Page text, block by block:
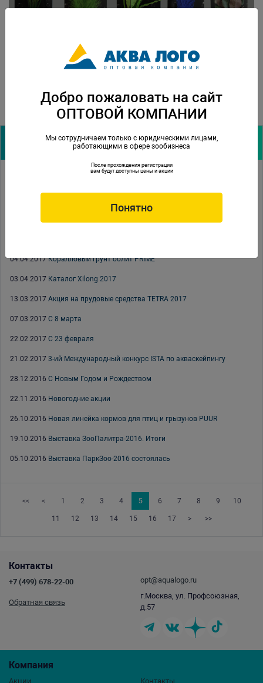
Архив новостей:
13.04.2017
04.04.2017Коралловый грунт оолит PRIME
03.04.2017 Каталог Xilong 2017
13.03.2017 Акция на прудовые средства TETRA 2017
07.03.2017 С 8 марта
22.02.2017 С 23 февраля
21.02.2017 3-ий Международный конкурс ISTA по акваскейпингу
28.12.2016 С Новым Годом и Рождеством
22.11.2016 Новогодние акции
26.10.2016 Новая линейка кормов для птиц и грызунов PUUR
19.10.2016 Выставка ЗооПалитра-2016. Итоги
05.10.2016 Выставка ПаркЗоо-2016 состоялась
<< < 1 2 3 4 5 6 7 8 9 10
11 12 13 14 15 16 17 > >>
Компания
Акции Контакты
Контакты
+7 (499) 678-22-00
Обратная связь
opt@aqualogo.ru
г.Москва, ул. Профсоюзная,
д.57
Добро пожаловать на сайт
ОПТОВОЙ КОМПАНИИ
Мы сотрудничаем только с юридическими лицами,
работающими в сфере зообизнеса
После прохождения регистрации
вам будут доступны цены и акции
Понятно